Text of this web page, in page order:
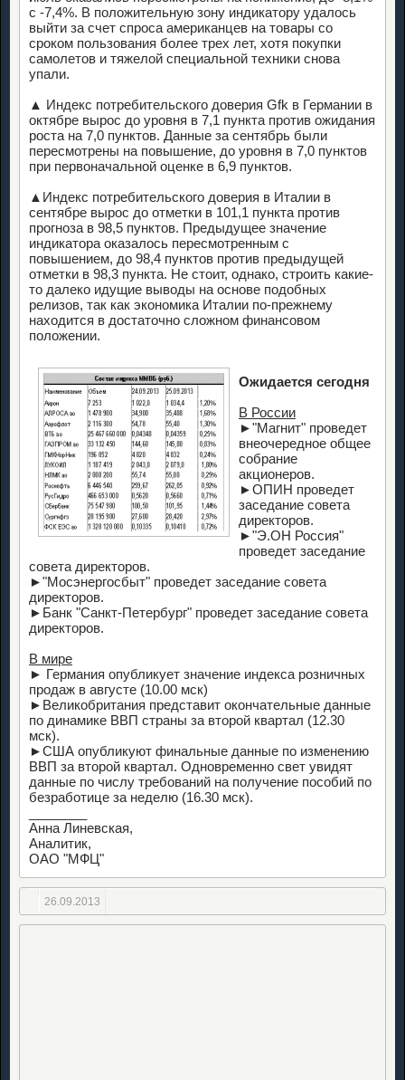
с -7,4%. В положительную зону индикатору удалось
выйти за счет спроса американцев на товары со
сроком пользования более трех лет, хотя покупки
самолетов и тяжелой специальной техники снова
упали.
▲ Индекс потребительского доверия Gfk в Германии в
октябре вырос до уровня в 7,1 пункта против ожидания
роста на 7,0 пунктов. Данные за сентябрь были
пересмотрены на повышение, до уровня в 7,0 пунктов
при первоначальной оценке в 6,9 пунктов.
▲Индекс потребительского доверия в Италии в
сентябре вырос до отметки в 101,1 пункта против
прогноза в 98,5 пунктов. Предыдущее значение
индикатора оказалось пересмотренным с
повышением, до 98,4 пунктов против предыдущей
отметки в 98,3 пункта. Не стоит, однако, строить какие-
то далеко идущие выводы на основе подобных
релизов, так как экономика Италии по-прежнему
находится в достаточно сложном финансовом
положении.
Ожидается сегодня
В России
►"Магнит" проведет
внеочередное общее
собрание
акционеров.
►ОПИН проведет
заседание совета
директоров.
►"Э.ОН Россия"
проведет заседание
совета директоров.
►"Мосэнергосбыт" проведет заседание совета
директоров.
►Банк "Санкт-Петербург" проведет заседание совета
директоров.
В мире
► Германия опубликует значение индекса розничных
продаж в августе (10.00 мск)
►Великобритания представит окончательные данные
по динамике ВВП страны за второй квартал (12.30
мск).
►США опубликуют финальные данные по изменению
ВВП за второй квартал. Одновременно свет увидят
данные по числу требований на получение пособий по
безработице за неделю (16.30 мск).
Анна Линевская,
Аналитик,
ОАО "МФЦ"
26.09.2013